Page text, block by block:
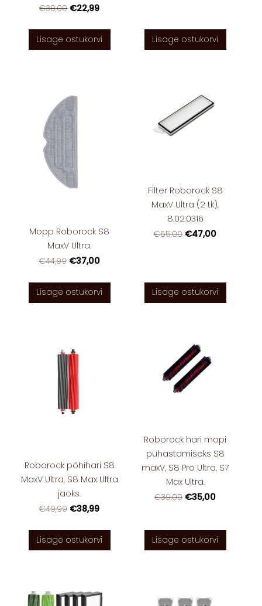
€30,00 €22,99
Lisage ostukorvi Lisage ostukorvi
Mopp Roborock S8
MaxV Ultra.
€44,99 €37,00
Lisage ostukorvi
Filter Roborock S8
MaxV Ultra (2 tk),
8.02.0316
€55,00 €47,00
Lisage ostukorvi
Roborock põhihari S8
MaxV Ultra, S8 Max Ultra
jaoks.
€49,99 €38,99
Lisage ostukorvi
Roborock hari mopi
puhastamiseks S8
maxV, S8 Pro Ultra, S7
Max Ultra.
€39,00 €35,00
Lisage ostukorvi